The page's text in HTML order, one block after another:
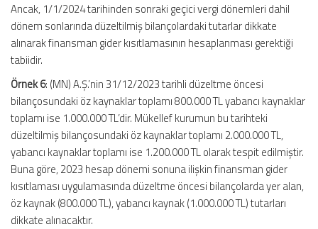
Ancak, 1/1/2024 tarihinden sonraki geçici vergi dönemleri dahil
dönem sonlarında düzeltilmiş bilançolardaki tutarlar dikkate
alınarak finansman gider kısıtlamasının hesaplanması gerektiği
tabiidir.
Örnek 6: (MN) A.Ş.’nin 31/12/2023 tarihli düzeltme öncesi
bilançosundaki öz kaynaklar toplamı 800.000 TL yabancı kaynaklar
toplamı ise 1.000.000 TL’dir. Mükellef kurumun bu tarihteki
düzeltilmiş bilançosundaki öz kaynaklar toplamı 2.000.000 TL,
yabancı kaynaklar toplamı ise 1.200.000 TL olarak tespit edilmiştir.
Buna göre, 2023 hesap dönemi sonuna ilişkin finansman gider
kısıtlaması uygulamasında düzeltme öncesi bilançolarda yer alan,
öz kaynak (800.000 TL), yabancı kaynak (1.000.000 TL) tutarları
dikkate alınacaktır.